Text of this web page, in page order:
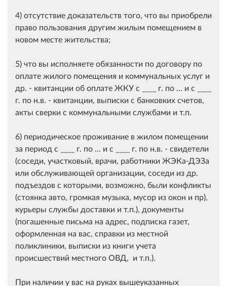
4) отсутствие доказательств того, что вы приобрели
право пользования другим жилым помещением в
новом месте жительства;
5) что вы исполняете обязанности по договору по
оплате жилого помещения и коммунальных услуг и
др. - квитанции об оплате ЖКУ с ____ г. по ... и с ____
г. по н.в. - квитанции, выписки с банковких счетов,
акты сверки с коммунальными службами и т.п.
6) периодическое проживание в жилом помещении
за период с ____ г. по ... и с ____ г. по н.в. - свидетели
(соседи, участковый, врачи, работники ЖЭКа-ДЭЗа
или обслуживающей организации, соседи из др.
подъездов с которыми, возможно, были конфликты
(стоянка авто, громкая музыка, мусор из окон и пр),
курьеры службы доставки и т.п.), документы
(погашенные письма на адрес, подписка газет,
оформленная на вас, справки из местной
поликлиники, выписки из книги учета
происшествий местного ОВД, и т.п.).
При наличии у вас на руках вышеуказанных